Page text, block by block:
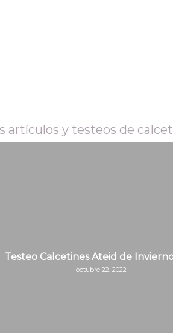
artículos y testeos de
Testeo Calcetines Ateid de
octubre 22, 2022